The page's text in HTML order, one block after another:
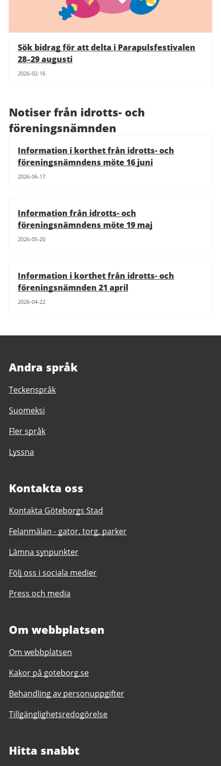
Sök bidrag för att delta i Parapulsfestivalen
28–29 augusti
2026-02-16
Notiser från idrotts- och
föreningsnämnden
Information i korthet från idrotts- och
föreningsnämndens möte 16 juni
2026-06-17
Information från idrotts- och
föreningsnämndens möte 19 maj
2026-05-20
Information i korthet från idrotts- och
föreningsnämnden 21 april
2026-04-22
Andra språk
Teckenspråk
Suomeksi
Fler språk
Lyssna
Kontakta oss
Kontakta Göteborgs Stad
Felanmälan - gator, torg, parker
Lämna synpunkter
Följ oss i sociala medier
Press och media
Om webbplatsen
Om webbplatsen
Kakor på goteborg.se
Behandling av personuppgifter
Tillgänglighetsredogörelse
Hitta snabbt